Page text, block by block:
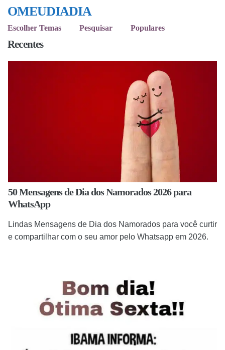
OMEUDIADIA
Escolher Temas Pesquisar Populares
Recentes
50 Mensagens de Dia dos Namorados 2026 para
WhatsApp
Lindas Mensagens de Dia dos Namorados para você curtir
e compartilhar com o seu amor pelo Whatsapp em 2026.